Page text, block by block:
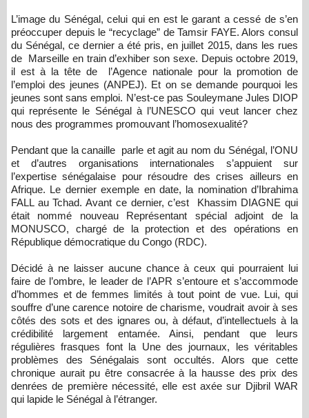
L’image du Sénégal, celui qui en est le garant a cessé de s’en
préoccuper depuis le “recyclage” de Tamsir FAYE. Alors consul
du Sénégal, ce dernier a été pris, en juillet 2015, dans les rues
de Marseille en train d’exhiber son sexe. Depuis octobre 2019,
il est à la tête de l’Agence nationale pour la promotion de
l’emploi des jeunes (ANPEJ). Et on se demande pourquoi les
jeunes sont sans emploi. N’est-ce pas Souleymane Jules DIOP
qui représente le Sénégal à l’UNESCO qui veut lancer chez
nous des programmes promouvant l’homosexualité?
Pendant que la canaille parle et agit au nom du Sénégal, l’ONU
et d’autres organisations internationales s’appuient sur
l’expertise sénégalaise pour résoudre des crises ailleurs en
Afrique. Le dernier exemple en date, la nomination d’Ibrahima
FALL au Tchad. Avant ce dernier, c’est Khassim DIAGNE qui
était nommé nouveau Représentant spécial adjoint de la
MONUSCO, chargé de la protection et des opérations en
République démocratique du Congo (RDC).
Décidé à ne laisser aucune chance à ceux qui pourraient lui
faire de l’ombre, le leader de l’APR s’entoure et s’accommode
d’hommes et de femmes limités à tout point de vue. Lui, qui
souffre d’une carence notoire de charisme, voudrait avoir à ses
côtés des sots et des ignares ou, à défaut, d’intellectuels à la
crédibilité largement entamée. Ainsi, pendant que leurs
régulières frasques font la Une des journaux, les véritables
problèmes des Sénégalais sont occultés. Alors que cette
chronique aurait pu être consacrée à la hausse des prix des
denrées de première nécessité, elle est axée sur Djibril WAR
qui lapide le Sénégal à l’étranger.